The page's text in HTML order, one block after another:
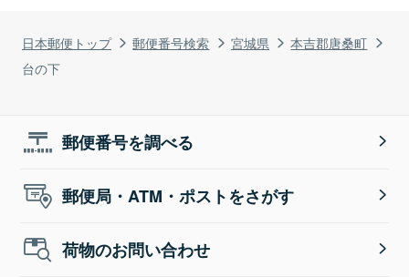
日本郵便トップ 郵便番号検索 宮城県
本吉郡唐桑町
台の下
郵便番号を調べる
郵便局・ATM・ポストをさがす
荷物のお問い合わせ